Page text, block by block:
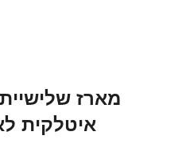
מארז
איטלקית